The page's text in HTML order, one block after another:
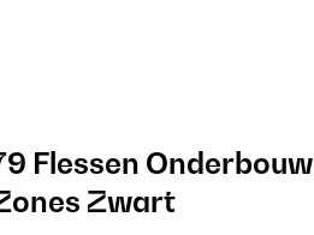
Flessen Onderbouw
Zwart